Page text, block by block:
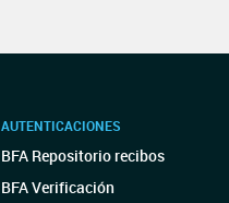
AUTENTICACIONES
BFA Repositorio recibos
BFA Verificación